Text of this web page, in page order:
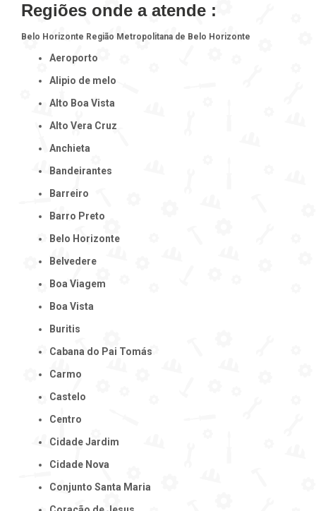
Regiões onde a atende :
Belo Horizonte Região Metropolitana de Belo Horizonte
Aeroporto
Alipio de melo
Alto Boa Vista
Alto Vera Cruz
Anchieta
Bandeirantes
Barreiro
Barro Preto
Belo Horizonte
Belvedere
Boa Viagem
Boa Vista
Buritis
Cabana do Pai Tomás
Carmo
Castelo
Centro
Cidade Jardim
Cidade Nova
Conjunto Santa Maria